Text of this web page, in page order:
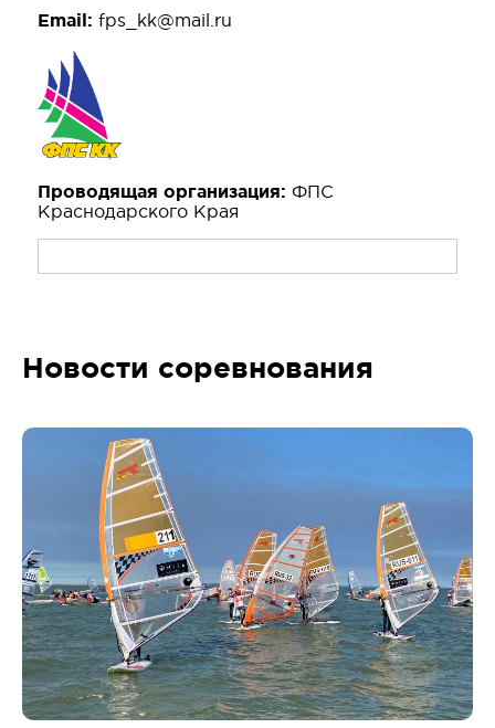
Email: fps_kk@mail.ru
Проводящая организация: ФПС
Краснодарского Края
Новости соревнования